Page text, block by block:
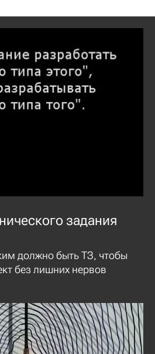
задания
должно быть ТЗ, чтобы
без лишних нервов